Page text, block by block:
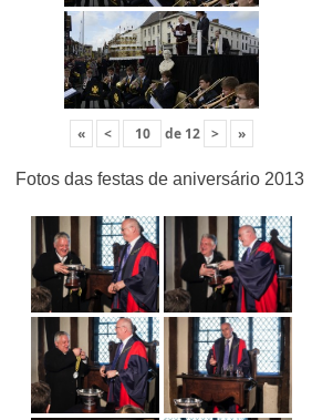
« < de 12 > »
Fotos das festas de aniversário 2013